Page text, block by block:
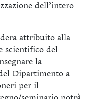
dell’intero
attribuito alla
scientifico del
la
Dipartimento a
per il